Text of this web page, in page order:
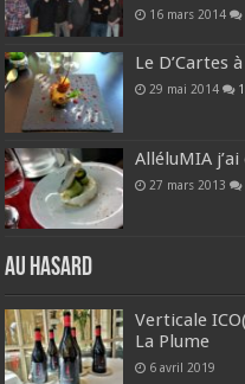
16 mars 2014
Le D’Cartes
29 mai 2014
AlléluMIA
27 mars 2013
Au hasard
Verticale
La Plume
6 avril 2019